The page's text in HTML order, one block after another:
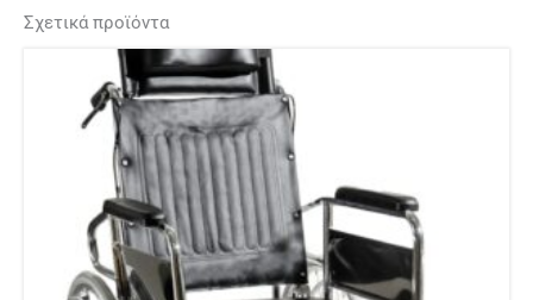
Σχετικά προϊόντα